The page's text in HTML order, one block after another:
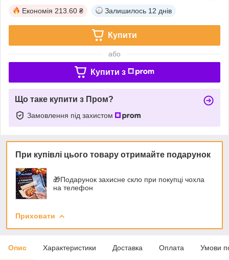
Економія 213.60 ₴ Залишилось 12 днів
Купити
або
Купити з
Що таке купити з Пром?
Замовлення під захистом
При купівлі цього товару отримайте подарунок
🎁Подарунок захисне скло при покупці чохла
на телефон
Приховати
Опис Характеристики Доставка Оплата Умови